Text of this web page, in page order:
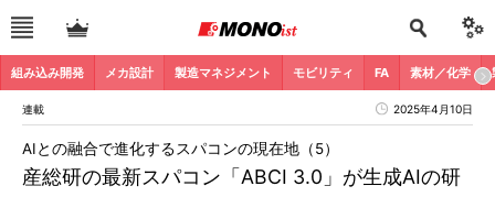
組み込み開発 メカ設計 製造マネジメント モビリティ FA 素材／化学
連載 2025年4月10日
産総研の最新スパコン「ABCI 3.0」が生成AIの研
AIとの融合で進化するスパコンの現在地（5）